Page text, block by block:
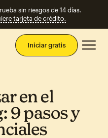
sin riesgos de 14 días.
tarjeta de crédito.
Iniciar gratis
en el
9 pasos y